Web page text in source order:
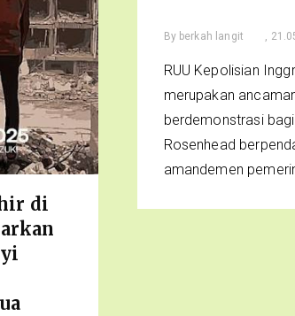
By berkah langit ,
RUU Kepolisian
merupakan
berdemonstrasi
Rosenhead
amandemen
di